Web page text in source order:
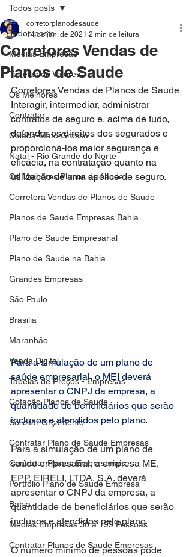
Todos posts
Medias Empresas
Tabelas de Valores
Os Melhores
Contratar
Cuiaba-Mato Grosso
Natal - Rio Grande do Norte
Os Melhores Planos de saude
Corretora Vendas de Planos de Saude
Planos de Saude Empresas Bahia
Plano de Saude Empresarial
Plano de Saude na Bahia
Grandes Empresas
São Paulo
Brasilia
Maranhão
Venda Digital
Tabelas de Preços - Empresas
Cotação Planos de Saude
Solicitar Orçamento
Contratar Plano de Saude Empresas
Contratar Planos Empresariais
Portfolio Plano de Saude Empresa
Bahia
Medias Empresas 30 a 199 Pessoas
Contratar Planos de Saude Empresas
Todos posts
Corretores Vendas de
Planos de Saude
corretorplanodesaude
14 de jan. de 2021 2 min de leitura
Corretores Vendas de Planos de Saude
Interagir, intermediar, administrar
contratos de seguro e, acima de tudo,
defender os direitos dos segurados e
proporcioná-los maior segurança e
eficácia, na contratação quanto na
utilização de uma apólice de seguro.
Para a simulação de um plano de
saúde empresarial, o MEI deverá
apresentar o CNPJ da empresa, a
quantidade de beneficiários que serão
inclusos e atendidos pelo plano.
Para a simulação de um plano de
saúde empresarial, a empresa ME,
EPP, EIRELI, LTDA, S.A. deverá
apresentar o CNPJ da empresa, a
quantidade de beneficiários que serão
inclusos e atendidos pelo plano.
O número mínimo de pessoas pode